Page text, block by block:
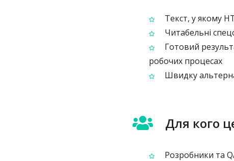
Текст, у якому
Читабельні
Готовий
робочих процесах
Швидку
Для кого
Розробники та